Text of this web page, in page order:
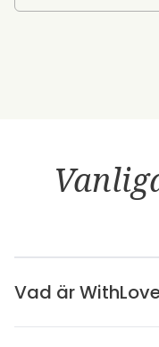
Vad är